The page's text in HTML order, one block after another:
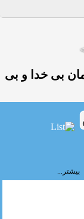
بی خدا و بی
بیشتر...